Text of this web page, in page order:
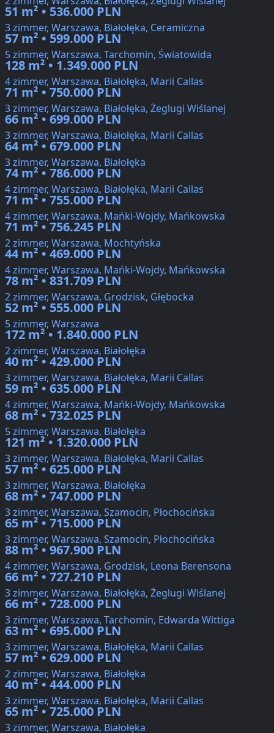
51 m² • 536.000 PLN
3 zimmer, Warszawa, Białołęka, Ceramiczna
57 m² • 599.000 PLN
5 zimmer, Warszawa, Tarchomin, Światowida
128 m² • 1.349.000 PLN
4 zimmer, Warszawa, Białołęka, Marii Callas
71 m² • 750.000 PLN
3 zimmer, Warszawa, Białołęka, Żeglugi Wiślanej
66 m² • 699.000 PLN
3 zimmer, Warszawa, Białołęka, Marii Callas
64 m² • 679.000 PLN
3 zimmer, Warszawa, Białołęka
74 m² • 786.000 PLN
4 zimmer, Warszawa, Białołęka, Marii Callas
71 m² • 755.000 PLN
4 zimmer, Warszawa, Mańki-Wojdy, Mańkowska
71 m² • 756.245 PLN
2 zimmer, Warszawa, Mochtyńska
44 m² • 469.000 PLN
4 zimmer, Warszawa, Mańki-Wojdy, Mańkowska
78 m² • 831.709 PLN
2 zimmer, Warszawa, Grodzisk, Głębocka
52 m² • 555.000 PLN
5 zimmer, Warszawa
172 m² • 1.840.000 PLN
2 zimmer, Warszawa, Białołęka
40 m² • 429.000 PLN
3 zimmer, Warszawa, Białołęka, Marii Callas
59 m² • 635.000 PLN
4 zimmer, Warszawa, Mańki-Wojdy, Mańkowska
68 m² • 732.025 PLN
5 zimmer, Warszawa, Białołęka
121 m² • 1.320.000 PLN
3 zimmer, Warszawa, Białołęka, Marii Callas
57 m² • 625.000 PLN
3 zimmer, Warszawa, Białołęka
68 m² • 747.000 PLN
3 zimmer, Warszawa, Szamocin, Płochocińska
65 m² • 715.000 PLN
3 zimmer, Warszawa, Szamocin, Płochocińska
88 m² • 967.900 PLN
4 zimmer, Warszawa, Grodzisk, Leona Berensona
66 m² • 727.210 PLN
3 zimmer, Warszawa, Białołęka, Żeglugi Wiślanej
66 m² • 728.000 PLN
3 zimmer, Warszawa, Tarchomin, Edwarda Wittiga
63 m² • 695.000 PLN
3 zimmer, Warszawa, Białołęka, Marii Callas
57 m² • 629.000 PLN
2 zimmer, Warszawa, Białołęka
40 m² • 444.000 PLN
3 zimmer, Warszawa, Białołęka, Marii Callas
65 m² • 725.000 PLN
3 zimmer, Warszawa, Białołęka